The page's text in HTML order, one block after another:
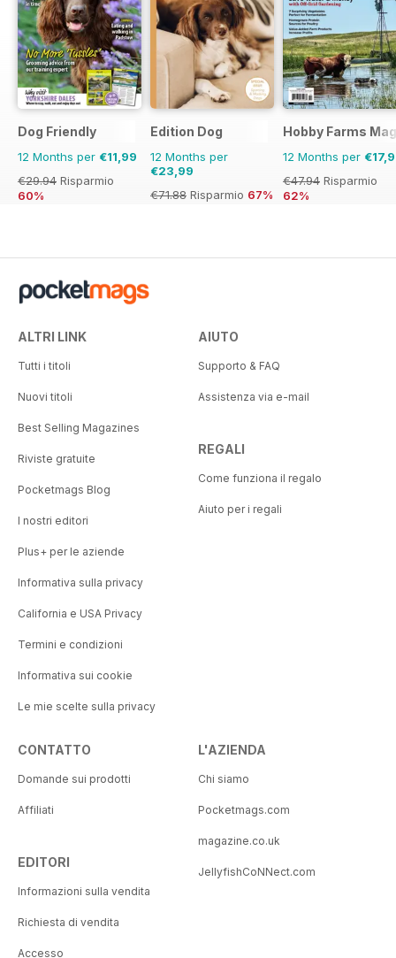
Dog Friendly
12 Months per €11,99
€29.94 Risparmio
60%
Edition Dog
12 Months per
€23,99
€71.88 Risparmio 67%
Hobby Farms
12 Months per
€47.94 Risparmio
62%
ALTRI LINK
Tutti i titoli
Nuovi titoli
Best Selling Magazines
Riviste gratuite
Pocketmags Blog
I nostri editori
Plus+ per le aziende
Informativa sulla privacy
California e USA Privacy
Termini e condizioni
Informativa sui cookie
Le mie scelte sulla privacy
AIUTO
Supporto & FAQ
Assistenza via e-mail
REGALI
Come funziona il regalo
Aiuto per i regali
CONTATTO
Domande sui prodotti
Affiliati
EDITORI
Informazioni sulla vendita
Richiesta di vendita
Accesso
L'AZIENDA
Chi siamo
Pocketmags.com
magazine.co.uk
JellyfishCoNNect.com